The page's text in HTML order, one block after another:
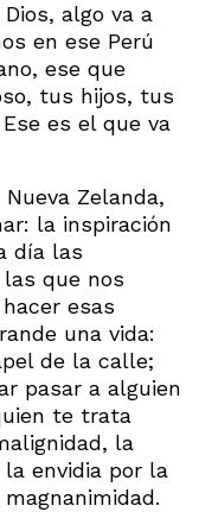
algo va a
en ese Perú
ese que
tus hijos, tus
es el que va
Zelanda,
la inspiración
día las
que nos
esas
una vida:
de la calle;
pasar a alguien
te trata
la
envidia por la